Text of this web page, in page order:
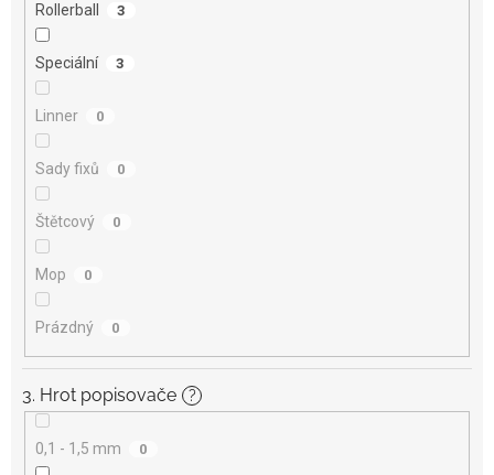
Rollerball 3
Speciální 3
Linner 0
Sady fixů 0
Štětcový 0
Mop 0
Prázdný 0
3. Hrot popisovače ?
0,1 - 1,5 mm 0